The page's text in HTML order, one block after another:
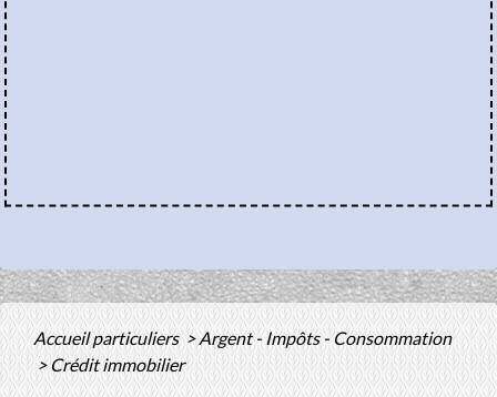
Accueil particuliers>Argent - Impôts - Consommation
>Crédit immobilier